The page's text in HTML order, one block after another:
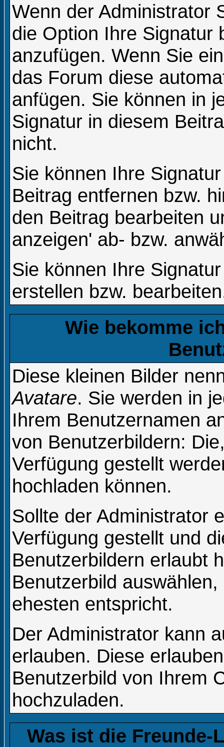
Wenn der Administrator
die Option Ihre Signatur
anzufügen. Wenn Sie
das Forum diese
anfügen. Sie können in
Signatur in diesem
nicht.
Sie können Ihre
Beitrag entfernen bzw.
den Beitrag bearbeiten
anzeigen' ab- bzw.
Sie können Ihre
erstellen bzw.
Wie bekomme
Diese kleinen Bilder
Avatare. Sie werden in
Ihrem Benutzernamen
von Benutzerbildern:
Verfügung gestellt
hochladen können.
Sollte der Administrator
Verfügung gestellt und
Benutzerbildern erlaubt
Benutzerbild
ehesten entspricht.
Der Administrator kann
erlauben. Diese
Benutzerbild von Ihrem
hochzuladen.
Was ist die